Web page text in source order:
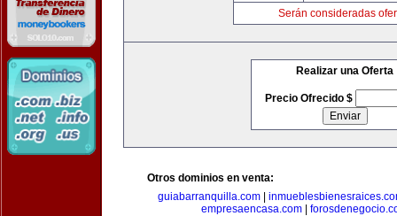
Serán consideradas
Realizar una Oferta
Precio Ofrecido $
Otros dominios en venta:
guiabarranquilla.com|
empresaencasa.com|